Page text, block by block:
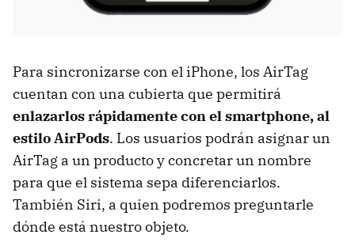
Para sincronizarse con el iPhone, los AirTag
cuentan con una cubierta que permitirá
enlazarlos rápidamente con el smartphone, al
estilo AirPods. Los usuarios podrán asignar un
AirTag a un producto y concretar un nombre
para que el sistema sepa diferenciarlos.
También Siri, a quien podremos preguntarle
dónde está nuestro objeto.